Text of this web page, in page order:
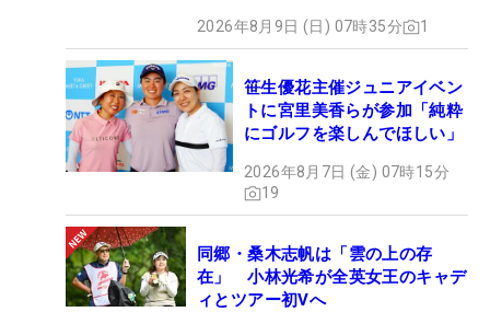
2026年8月9日 (日) 07時35分 1
笹生優花主催ジュニアイベン
トに宮里美香らが参加「純粋
にゴルフを楽しんでほしい」
2026年8月7日 (金) 07時15分
19
同郷・桑木志帆は「雲の上の存
在」 小林光希が全英女王のキャデ
ィとツアー初Vへ